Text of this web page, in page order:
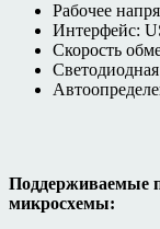
Рабочее
Интерфейс:
Скорость
Поддерживаемые
микросхемы: